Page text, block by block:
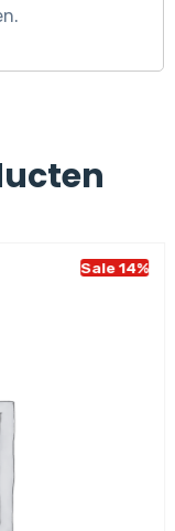
Sale 14%